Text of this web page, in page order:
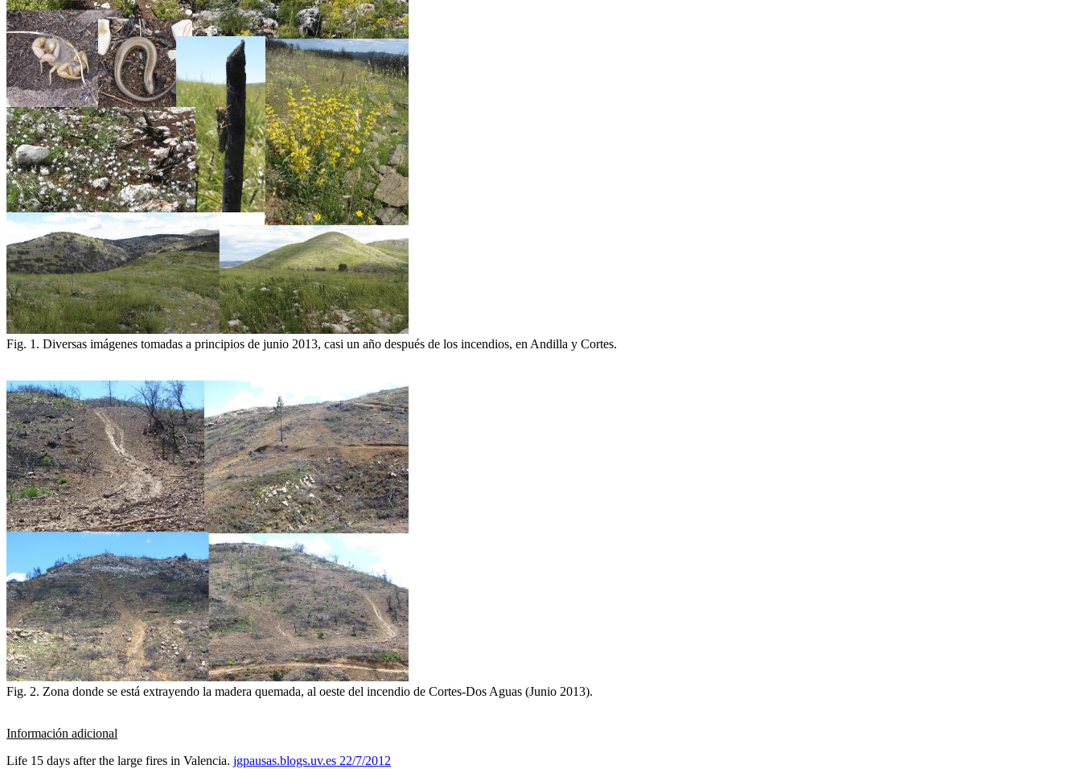
Fig. 1. Diversas imágenes tomadas a principios de junio 2013, casi un año después de los incendios, en Andilla y Cortes.
Fig. 2. Zona donde se está extrayendo la madera quemada, al oeste del incendio de Cortes-Dos Aguas (Junio 2013).
Información adicional
Life 15 days after the large fires in Valencia. jgpausas.blogs.uv.es 22/7/2012